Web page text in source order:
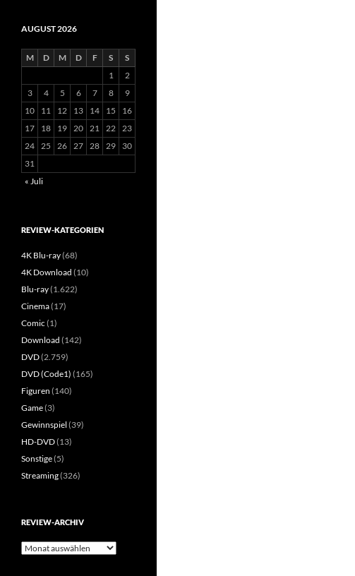
AUGUST 2026
M D M D F S
S
1
2
3
4 5 6 7 8
9
10
11 12 13 14 15
16
17
18 19 20 21 22 23
24 25 26 27 28 29
30
31
« Juli
REVIEW-KATEGORIEN
4K Blu-ray(68)
4K Download (10)
Blu-ray(1.622)
Cinema(17)
Comic (1)
Download (142)
DVD(2.759)
DVD (Code1) (165)
Figuren (140)
Game(3)
Gewinnspiel (39)
HD-DVD(13)
Sonstige(5)
Streaming(326)
REVIEW-ARCHIV
Review-